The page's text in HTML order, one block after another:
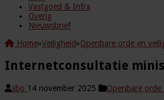
Vastgoed & Infra
Overig
Nieuwsbrief
Home»Veiligheid»Openbare orde en
Internetconsultatie
sbo 14 november 2025 Openbare orde